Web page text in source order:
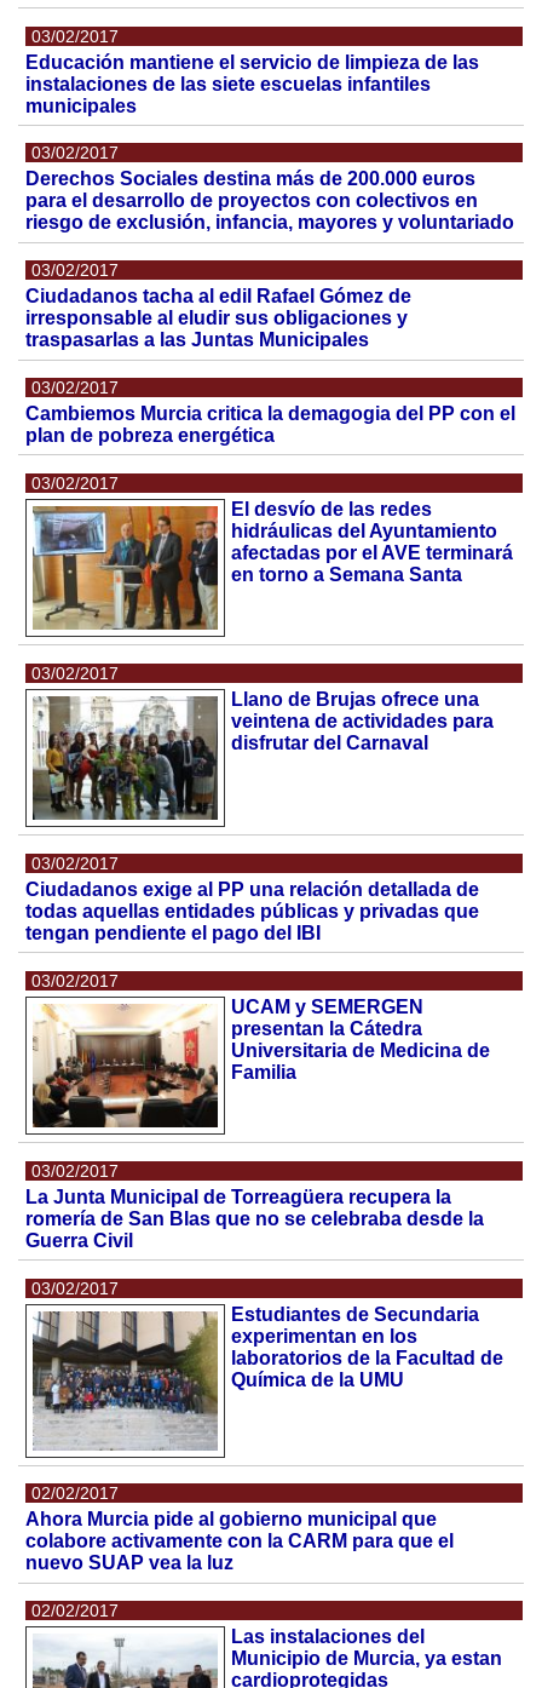
03/02/2017
Educación mantiene el servicio de limpieza de las
instalaciones de las siete escuelas infantiles
municipales
03/02/2017
Derechos Sociales destina más de 200.000 euros
para el desarrollo de proyectos con colectivos en
riesgo de exclusión, infancia, mayores y voluntariado
03/02/2017
Ciudadanos tacha al edil Rafael Gómez de
irresponsable al eludir sus obligaciones y
traspasarlas a las Juntas Municipales
03/02/2017
Cambiemos Murcia critica la demagogia del PP con el
plan de pobreza energética
03/02/2017
El desvío de las redes
hidráulicas del Ayuntamiento
afectadas por el AVE terminará
en torno a Semana Santa
03/02/2017
Llano de Brujas ofrece una
veintena de actividades para
disfrutar del Carnaval
03/02/2017
Ciudadanos exige al PP una relación detallada de
todas aquellas entidades públicas y privadas que
tengan pendiente el pago del IBI
03/02/2017
UCAM y SEMERGEN
presentan la Cátedra
Universitaria de Medicina de
Familia
03/02/2017
La Junta Municipal de Torreagüera recupera la
romería de San Blas que no se celebraba desde la
Guerra Civil
03/02/2017
Estudiantes de Secundaria
experimentan en los
laboratorios de la Facultad de
Química de la UMU
02/02/2017
Ahora Murcia pide al gobierno municipal que
colabore activamente con la CARM para que el
nuevo SUAP vea la luz
02/02/2017
Las instalaciones del
Municipio de Murcia, ya estan
cardioprotegidas